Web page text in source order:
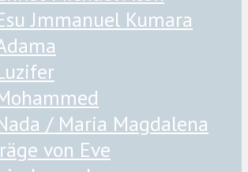
Jmmanuel Kumara
/ Maria Magdalena
von Eve